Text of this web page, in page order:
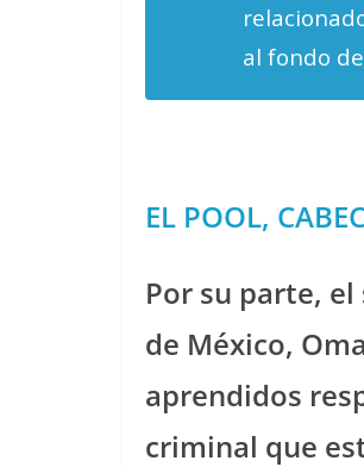
al fondo
EL POOL,
Por su parte,
de México,
aprendidos
criminal que